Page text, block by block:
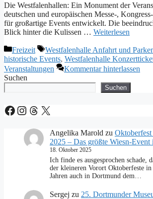
Die Westfalenhallen: Ein Monument der
deutschen und europäischen Messe-,
für großartige Events entwickelt. Die
Blick hinter die Kulissen … Weiterlesen
Kategorien
Freizeit Schlagwörter
Westfalenhalle Anfahrt und
historische Events, Westfalenhalle
Veranstaltungen
Kommentar hinterlassen
Suchen
Suchen
Facebook
Instagram
Threads
X
Angelika Marold zu
2025 – Das größte Wiesn-Event
18. Oktober 2025
Ich finde es ausgesprochen schade,
der kleineren Vorort Oktoberfeste in
Jahren auch in Dortmund dem…
Sergej zu 25. Dortmunder